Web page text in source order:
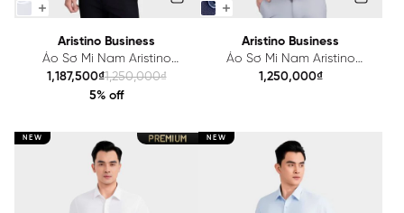
Aristino Business
Áo Sơ Mi Nam Aristino
Business Perfect fit 1SS044AS1
1,187,500₫1,250,000₫
5% off
Aristino Business
Áo Sơ Mi Nam Aristino
Business Regular Fit
1,250,000₫
NEW NEW